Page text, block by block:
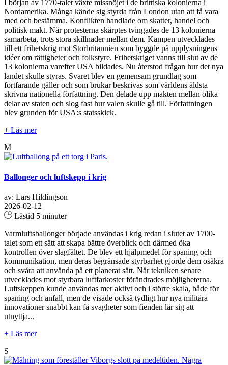
I början av 1770-talet växte missnöjet i de brittiska kolonierna i
Nordamerika. Många kände sig styrda från London utan att få vara
med och bestämma. Konflikten handlade om skatter, handel och
politisk makt. När protesterna skärptes tvingades de 13 kolonierna
samarbeta, trots stora skillnader mellan dem. Kampen utvecklades
till ett frihetskrig mot Storbritannien som byggde på upplysningens
idéer om rättigheter och folkstyre. Frihetskriget vanns till slut av de
13 kolonierna varefter USA bildades. Nu återstod frågan hur det nya
landet skulle styras. Svaret blev en gemensam grundlag som
fortfarande gäller och som brukar beskrivas som världens äldsta
skrivna nationella författning. Den delade upp makten mellan olika
delar av staten och slog fast hur valen skulle gå till. Författningen
blev grunden för USA:s statsskick.
+ Läs mer
M
Ballonger och luftskepp i krig
av: Lars Hildingson
2026-02-12
Lästid 5 minuter
Varmluftsballonger började användas i krig redan i slutet av 1700-
talet som ett sätt att skapa bättre överblick och därmed öka
kontrollen över slagfältet. De blev ett hjälpmedel för spaning och
kommunikation, men deras begränsade styrbarhet gjorde dem osäkra
och svåra att använda på ett planerat sätt. När tekniken senare
utvecklades mot styrbara luftfarkoster förändrades möjligheterna.
Luftskeppen kunde användas mer aktivt och i större skala, både för
spaning och anfall, men de visade också tydligt hur nya militära
innovationer snabbt kan få svagheter som fienden lär sig att
utnyttja...
+ Läs mer
S